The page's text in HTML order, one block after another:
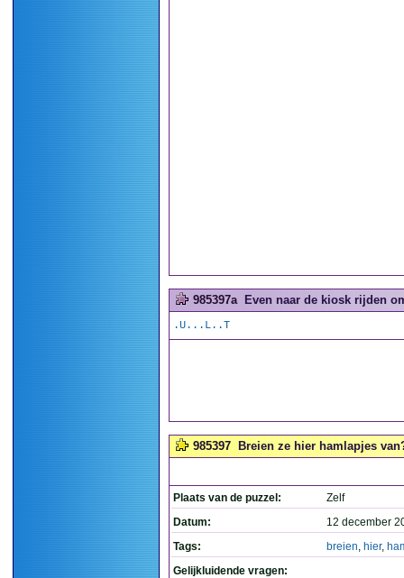
985397a Even naar de kiosk rijden
.U...L..T
985397 Breien ze hier hamlapjes
Plaats van de puzzel:
Zelf
Datum:
12 december
Tags:
breien, hier,
Gelijkluidende vragen: